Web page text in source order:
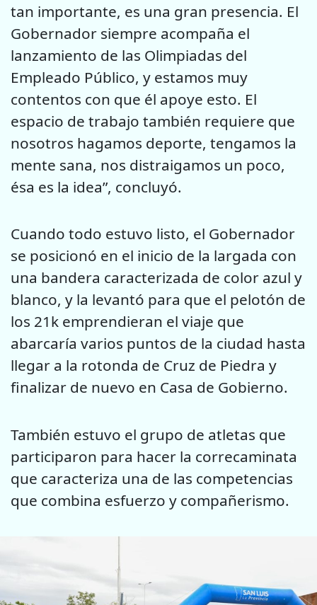
tan importante, es una gran presencia. El
Gobernador siempre acompaña el
lanzamiento de las Olimpiadas del
Empleado Público, y estamos muy
contentos con que él apoye esto. El
espacio de trabajo también requiere que
nosotros hagamos deporte, tengamos la
mente sana, nos distraigamos un poco,
ésa es la idea”, concluyó.
Cuando todo estuvo listo, el Gobernador
se posicionó en el inicio de la largada con
una bandera caracterizada de color azul y
blanco, y la levantó para que el pelotón de
los 21k emprendieran el viaje que
abarcaría varios puntos de la ciudad hasta
llegar a la rotonda de Cruz de Piedra y
finalizar de nuevo en Casa de Gobierno.
También estuvo el grupo de atletas que
participaron para hacer la correcaminata
que caracteriza una de las competencias
que combina esfuerzo y compañerismo.